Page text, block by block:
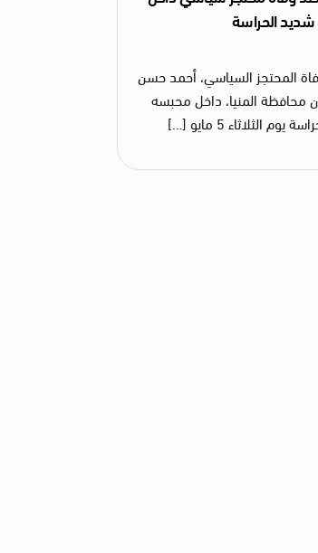
الحراسة
المحتجز السياسي، أحمد حسن
محافظة المنيا، داخل محبسه
الثلاثاء 5 مايو […]